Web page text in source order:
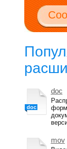
doc
doc
mov